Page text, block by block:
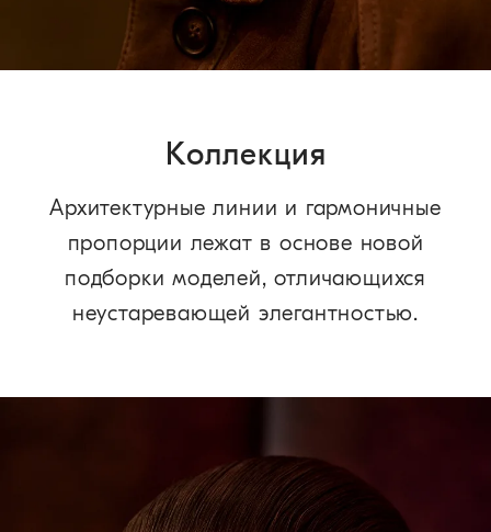
Коллекция
Архитектурные линии и гармоничные
пропорции лежат в основе новой
подборки моделей, отличающихся
неустаревающей элегантностью.